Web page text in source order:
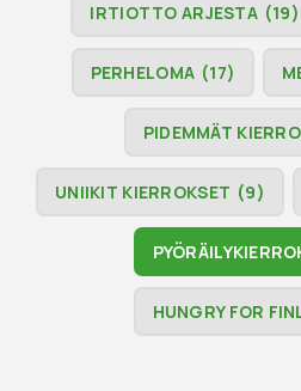
IRTIOTTO ARJESTA (19)
PERHELOMA (17)
PIDEMMÄT
UNIIKIT KIERROKSET (9)
HUNGRY FOR